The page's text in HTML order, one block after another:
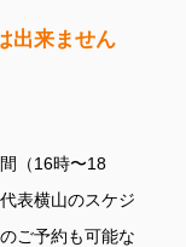
出来ません
（16時〜18
表横山のスケジ
ご予約も可能な